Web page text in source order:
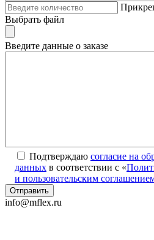
Выбрать файл
Введите данные о заказе
Подтверждаю согласие на
данных в соответствии с «
и пользовательским
info@mflex.ru